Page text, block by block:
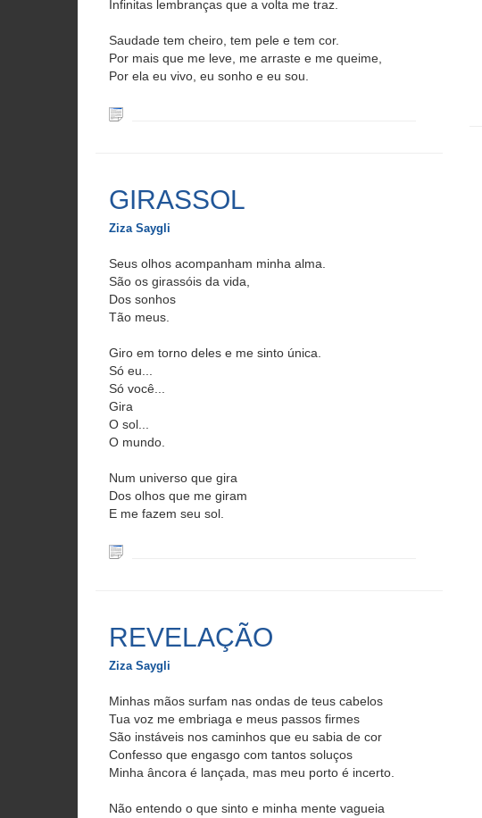
Infinitas lembranças que a volta me traz.
Saudade tem cheiro, tem pele e tem cor.
Por mais que me leve, me arraste e me queime,
Por ela eu vivo, eu sonho e eu sou.
GIRASSOL
Ziza Saygli
Seus olhos acompanham minha alma.
São os girassóis da vida,
Dos sonhos
Tão meus.
Giro em torno deles e me sinto única.
Só eu...
Só você...
Gira
O sol...
O mundo.
Num universo que gira
Dos olhos que me giram
E me fazem seu sol.
REVELAÇÃO
Ziza Saygli
Minhas mãos surfam nas ondas de teus cabelos
Tua voz me embriaga e meus passos firmes
São instáveis nos caminhos que eu sabia de cor
Confesso que engasgo com tantos soluços
Minha âncora é lançada, mas meu porto é incerto.
Não entendo o que sinto e minha mente vagueia